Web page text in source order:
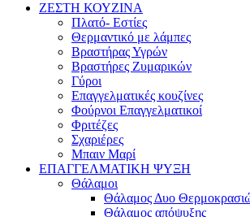
ΖΕΣΤΗ ΚΟΥΖΙΝΑ
Πλατό- Εστίες
Θερμαντικό με λάμπες
Βραστήρας Υγρών
Βραστήρες Ζυμαρικών
Γύροι
Επαγγελματικές κουζίνες
Φούρνοι Επαγγελματικοί
Φριτέζες
Σχαριέρες
Μπαιν Μαρί
ΕΠΑΓΓΕΛΜΑΤΙΚΗ ΨΥΞΗ
Θάλαμοι
Θάλαμος Δυο
Θάλαμος απόψυξης